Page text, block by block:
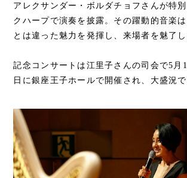
アレクサンダー・ボルダチョフさんが特
クハープで演奏を披露。その躍動的音楽
とは違った魅力を発揮し、来場者を魅了し
記念コンサートは江里子さんの司会で5月
日に銀座王子ホールで開催され、大盛況で